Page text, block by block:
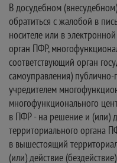
В досудебном
обратиться с жалобой в
носителе или в
орган ПФР,
соответствующий орган
самоуправления)
учредителем
многофункционального
в ПФР - на решение и (или)
территориального органа
в вышестоящий
(или) действие